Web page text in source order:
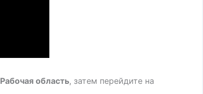
Рабочая область, затем перейдите на